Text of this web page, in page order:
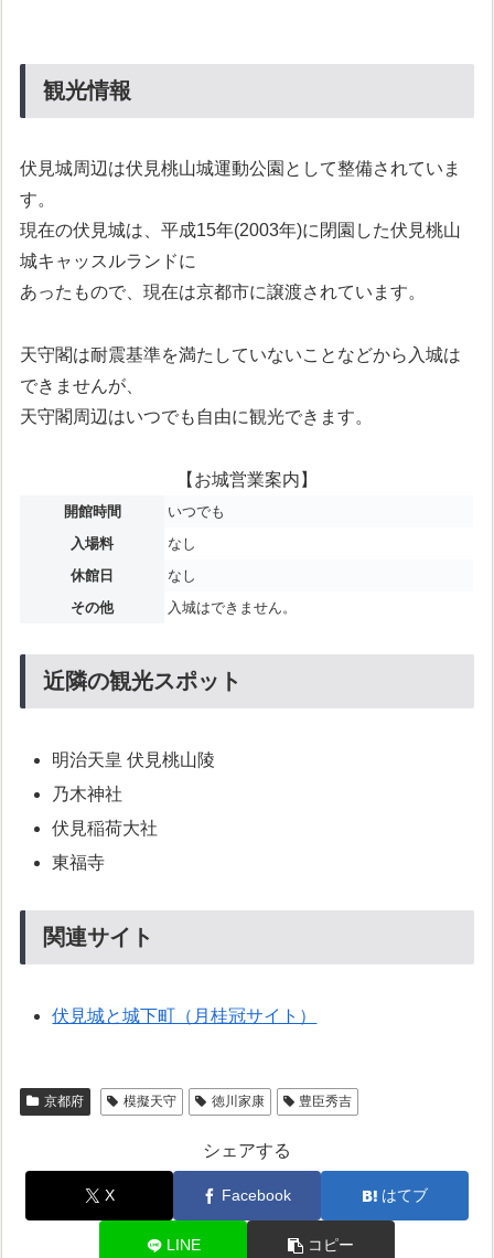
観光情報
伏見城周辺は伏見桃山城運動公園として整備されていま
す。
現在の伏見城は、平成15年(2003年)に閉園した伏見桃山
城キャッスルランドに
あったもので、現在は京都市に譲渡されています。
天守閣は耐震基準を満たしていないことなどから入城は
できませんが、
天守閣周辺はいつでも自由に観光できます。
【お城営業案内】
開館時間
いつでも
入場料
なし
休館日
なし
その他
入城はできません。
近隣の観光スポット
明治天皇 伏見桃山陵
乃木神社
伏見稲荷大社
東福寺
関連サイト
伏見城と城下町（月桂冠サイト）
京都府 模擬天守 徳川家康 豊臣秀吉
シェアする
X Facebook はてブ
LINE コピー